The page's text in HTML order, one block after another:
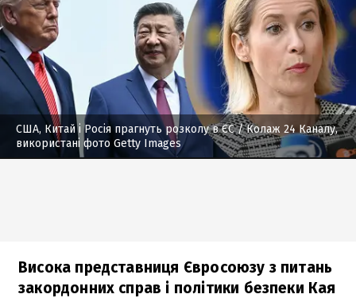
США, Китай і Росія прагнуть розколу в ЄС/ Колаж 24 Каналу,
використані фото Getty Images
Висока представниця Євросоюзу з питань
закордонних справ і політики безпеки Кая